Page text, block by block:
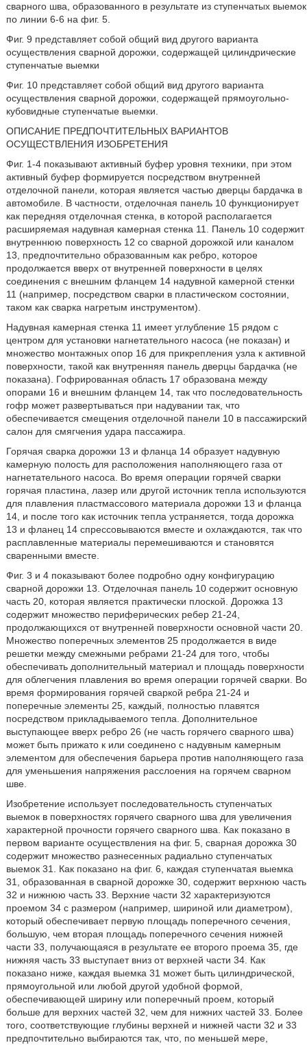
сварного шва, образованного в результате из ступенчатых выемок
по линии 6-6 на фиг. 5.
Фиг. 9 представляет собой общий вид другого варианта
осуществления сварной дорожки, содержащей цилиндрические
ступенчатые выемки
Фиг. 10 представляет собой общий вид другого варианта
осуществления сварной дорожки, содержащей прямоугольно-
кубовидные ступенчатые выемки.
ОПИСАНИЕ ПРЕДПОЧТИТЕЛЬНЫХ ВАРИАНТОВ
ОСУЩЕСТВЛЕНИЯ ИЗОБРЕТЕНИЯ
Фиг. 1-4 показывают активный буфер уровня техники, при этом
активный буфер формируется посредством внутренней
отделочной панели, которая является частью дверцы бардачка в
автомобиле. В частности, отделочная панель 10 функционирует
как передняя отделочная стенка, в которой располагается
расширяемая надувная камерная стенка 11. Панель 10 содержит
внутреннюю поверхность 12 со сварной дорожкой или каналом
13, предпочтительно образованным как ребро, которое
продолжается вверх от внутренней поверхности в целях
соединения с внешним фланцем 14 надувной камерной стенки
11 (например, посредством сварки в пластическом состоянии,
таком как сварка нагретым инструментом).
Надувная камерная стенка 11 имеет углубление 15 рядом с
центром для установки нагнетательного насоса (не показан) и
множество монтажных опор 16 для прикрепления узла к активной
поверхности, такой как внутренняя панель дверцы бардачка (не
показана). Гофрированная область 17 образована между
опорами 16 и внешним фланцем 14, так что последовательность
гофр может развертываться при надувании так, что
обеспечивается смещения отделочной панели 10 в пассажирский
салон для смягчения удара пассажира.
Горячая сварка дорожки 13 и фланца 14 образует надувную
камерную полость для расположения наполняющего газа от
нагнетательного насоса. Во время операции горячей сварки
горячая пластина, лазер или другой источник тепла используются
для плавления пластмассового материала дорожки 13 и фланца
14, и после того как источник тепла устраняется, тогда дорожка
13 и фланец 14 спрессовываются вместе и охлаждаются, так что
расплавленные материалы перемешиваются и становятся
сваренными вместе.
Фиг. 3 и 4 показывают более подробно одну конфигурацию
сварной дорожки 13. Отделочная панель 10 содержит основную
часть 20, которая является практически плоской. Дорожка 13
содержит множество периферических ребер 21-24,
продолжающихся от внутренней поверхности основной части 20.
Множество поперечных элементов 25 продолжается в виде
решетки между смежными ребрами 21-24 для того, чтобы
обеспечивать дополнительный материал и площадь поверхности
для облегчения плавления во время операции горячей сварки. Во
время формирования горячей сваркой ребра 21-24 и
поперечные элементы 25, каждый, полностью плавятся
посредством прикладываемого тепла. Дополнительное
выступающее вверх ребро 26 (не часть горячего сварного шва)
может быть прижато к или соединено с надувным камерным
элементом для обеспечения барьера против наполняющего газа
для уменьшения напряжения расслоения на горячем сварном
шве.
Изобретение использует последовательность ступенчатых
выемок в поверхностях горячего сварного шва для увеличения
характерной прочности горячего сварного шва. Как показано в
первом варианте осуществления на фиг. 5, сварная дорожка 30
содержит множество разнесенных радиально ступенчатых
выемок 31. Как показано на фиг. 6, каждая ступенчатая выемка
31, образованная в сварной дорожке 30, содержит верхнюю часть
32 и нижнюю часть 33. Верхние части 32 характеризуются
проемом 34 с размером (например, шириной или диаметром),
который обеспечивает первую площадь поперечного сечения,
большую, чем вторая площадь поперечного сечения нижней
части 33, получающаяся в результате ее второго проема 35, где
нижняя часть 33 выступает вниз от верхней части 34. Как
показано ниже, каждая выемка 31 может быть цилиндрической,
прямоугольной или любой другой удобной формой,
обеспечивающей ширину или поперечный проем, который
больше для верхних частей 32, чем для нижних частей 33. Более
того, соответствующие глубины верхней и нижней части 32 и 33
предпочтительно выбираются так, что, по меньшей мере,